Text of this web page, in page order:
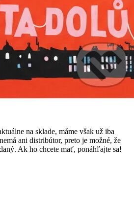
na sklade, máme však už iba
ani distribútor, preto je možné, že
Ak ho chcete mať, ponáhľajte sa!